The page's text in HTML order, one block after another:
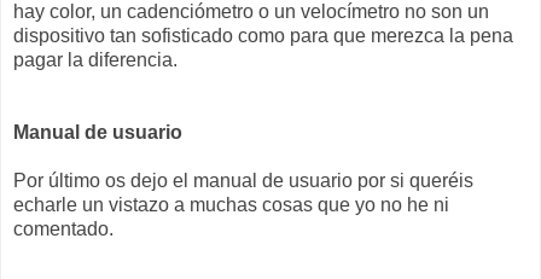
hay color, un cadenciómetro o un velocímetro no son un
dispositivo tan sofisticado como para que merezca la pena
pagar la diferencia.
Manual de usuario
Por último os dejo el manual de usuario por si queréis
echarle un vistazo a muchas cosas que yo no he ni
comentado.